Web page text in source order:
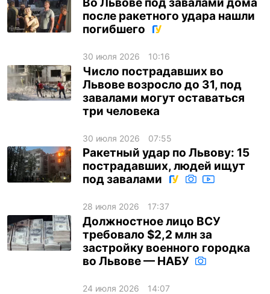
Во Львове под завалами дома
после ракетного удара нашли
погибшего
30 июля 2026 10:16
Число пострадавших во
Львове возросло до 31, под
завалами могут оставаться
три человека
30 июля 2026 07:55
Ракетный удар по Львову: 15
пострадавших, людей ищут
под завалами
28 июля 2026 17:37
Должностное лицо ВСУ
требовало $2,2 млн за
застройку военного городка
во Львове — НАБУ
24 июля 2026 14:07